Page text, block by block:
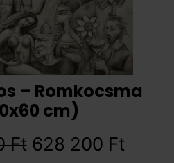
– Romkocsma
cm)
Ft 628 200 Ft